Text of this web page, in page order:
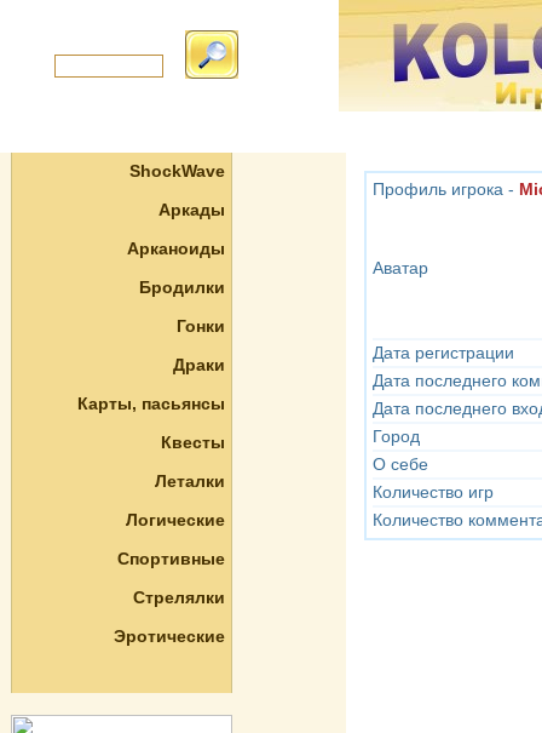
ShockWave
Аркады
Арканоиды
Бродилки
Гонки
Драки
Карты, пасьянсы
Квесты
Леталки
Логические
Спортивные
Стрелялки
Эротические
Профиль игрока -
Аватар
Дата регистрации
Дата последнего
Дата последнего
Город
О себе
Количество игр
Количество